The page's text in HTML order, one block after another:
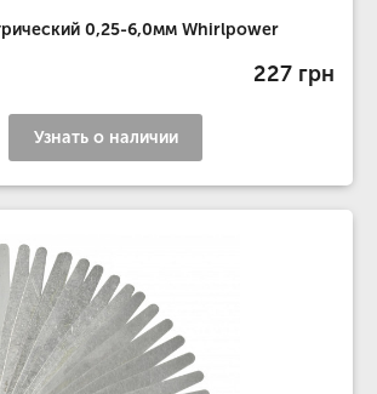
0,25-6,0мм Whirlpower
227 грн
Узнать о наличии